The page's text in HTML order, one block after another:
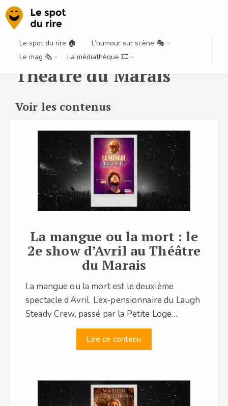
Le spot du rire 🏠
L’humour sur scène 🎭
Le mag 🗞️
La médiathèque 🎞️
Théâtre du Marais
Voir les contenus
La mangue ou la mort : le
2e show d’Avril au Théâtre
du Marais
La mangue ou la mort est le deuxième
spectacle d’Avril. L’ex-pensionnaire du Laugh
Steady Crew, passé par la Petite Loge…
Lire ce contenu